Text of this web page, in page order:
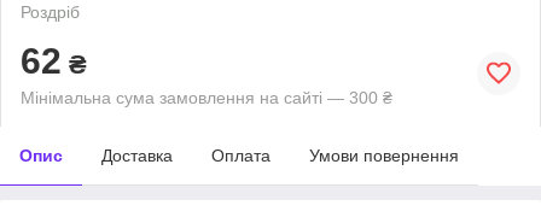
Роздріб
62 ₴
Мінімальна сума замовлення на сайті — 300 ₴
Опис Доставка Оплата Умови повернення